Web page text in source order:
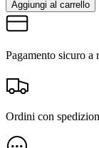
Aggiungi al carrello
Pagamento sicuro a
Ordini con